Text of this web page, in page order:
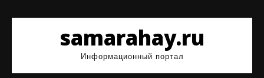
samarahay.ru
Информационный портал